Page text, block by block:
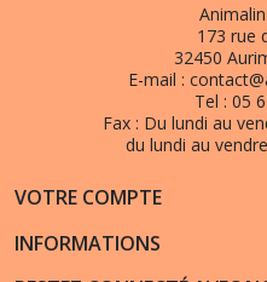
173 rue
32450
E-mail :
Tel : 05
Fax : Du lundi au
du lundi au
VOTRE COMPTE
INFORMATIONS